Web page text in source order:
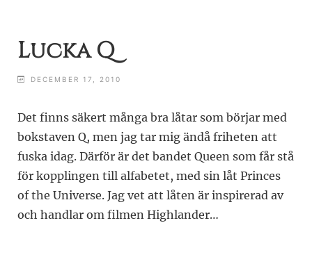
Lucka Q
DECEMBER 17, 2010
Det finns säkert många bra låtar som börjar med
bokstaven Q, men jag tar mig ändå friheten att
fuska idag. Därför är det bandet Queen som får stå
för kopplingen till alfabetet, med sin låt Princes
of the Universe. Jag vet att låten är inspirerad av
och handlar om filmen Highlander…